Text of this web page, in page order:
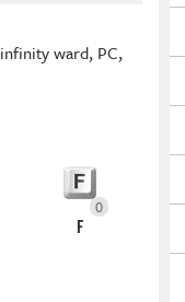
infinity ward, PC,
0
F